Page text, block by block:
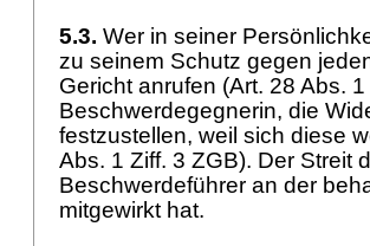
5.3. Wer in seiner
zu seinem Schutz gegen
Gericht anrufen (Art. 28 Abs.
Beschwerdegegnerin, die
festzustellen, weil sich diese
Abs. 1 Ziff. 3 ZGB). Der Streit
Beschwerdeführer an der
mitgewirkt hat.